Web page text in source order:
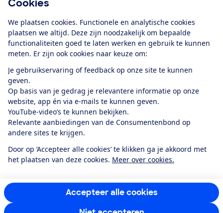
Cookies
We plaatsen cookies. Functionele en analytische cookies
plaatsen we altijd. Deze zijn noodzakelijk om bepaalde
functionaliteiten goed te laten werken en gebruik te kunnen
meten. Er zijn ook cookies naar keuze om:
Je gebruikservaring of feedback op onze site te kunnen
geven.
Op basis van je gedrag je relevantere informatie op onze
website, app én via e-mails te kunnen geven.
YouTube-video’s te kunnen bekijken.
Relevante aanbiedingen van de Consumentenbond op
andere sites te krijgen.
Door op ‘Accepteer alle cookies’ te klikken ga je akkoord met
het plaatsen van deze cookies. Meer over cookies.
Accepteer alle cookies
Alles over de
app
Algemene Voorwaarden
Privacyverklaring
Cookiebeleid
Privacyvoorkeuren
Toegankelijkheid
RSS-feed nieuws
FacebookTwitterInstagram
YoutubeLinkedIn
12.901consumentenbeoordelen de Consumentenbondmet gemiddeld